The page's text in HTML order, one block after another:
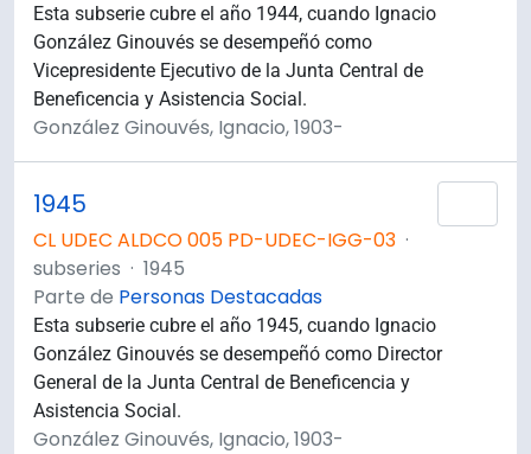
Esta subserie cubre el año 1944, cuando Ignacio
González Ginouvés se desempeñó como
Vicepresidente Ejecutivo de la Junta Central de
Beneficencia y Asistencia Social.
González Ginouvés, Ignacio, 1903-
1945
CL UDEC ALDCO 005 PD-UDEC-IGG-03 ·
subseries · 1945
Parte de Personas Destacadas
Esta subserie cubre el año 1945, cuando Ignacio
González Ginouvés se desempeñó como Director
General de la Junta Central de Beneficencia y
Asistencia Social.
González Ginouvés, Ignacio, 1903-